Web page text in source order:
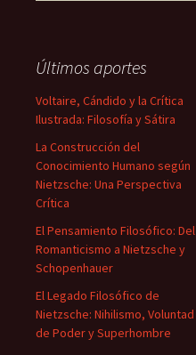
Últimos aportes
Voltaire, Cándido y la Crítica
Ilustrada: Filosofía y Sátira
La Construcción del
Conocimiento Humano según
Nietzsche: Una Perspectiva
Crítica
El Pensamiento Filosófico: Del
Romanticismo a Nietzsche y
Schopenhauer
El Legado Filosófico de
Nietzsche: Nihilismo, Voluntad
de Poder y Superhombre